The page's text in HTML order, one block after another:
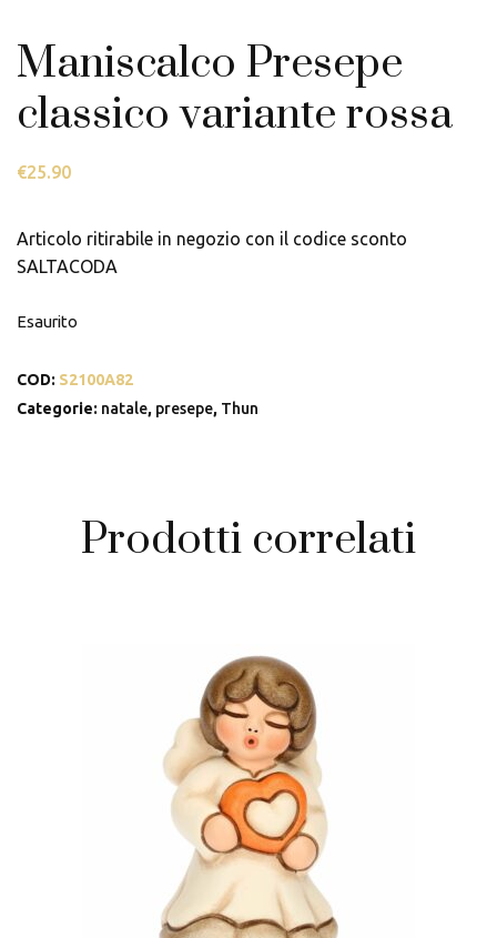
Maniscalco Presepe
classico variante rossa
€25.90
Articolo ritirabile in negozio con il codice sconto
SALTACODA
Esaurito
COD: S2100A82
Categorie: natale, presepe, Thun
Prodotti correlati